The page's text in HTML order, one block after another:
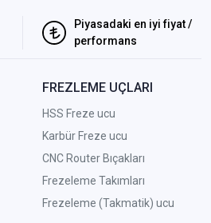
Piyasadaki en iyi fiyat /
performans
FREZLEME UÇLARI
HSS Freze ucu
Karbür Freze ucu
CNC Router Bıçakları
Frezeleme Takımları
Frezeleme (Takmatik) ucu